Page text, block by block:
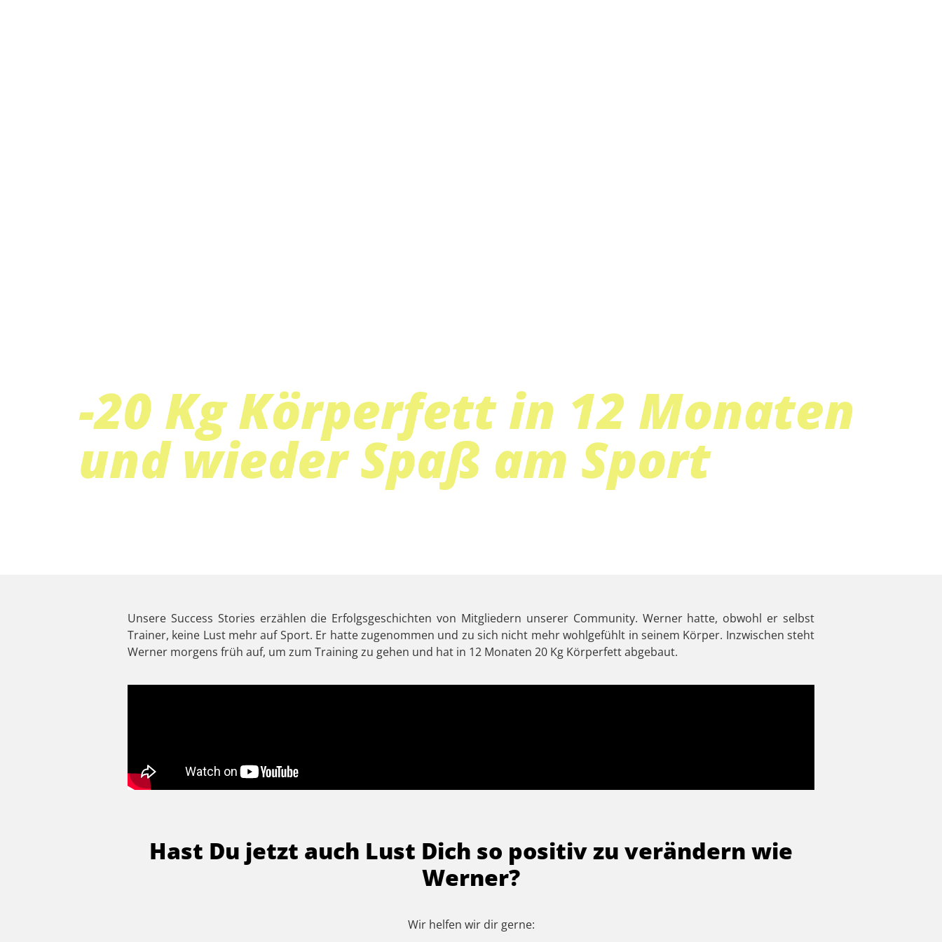
-20 Kg Körperfett in 12 Monaten
und wieder Spaß am Sport
Unsere Success Stories erzählen die Erfolgsgeschichten von Mitgliedern unserer Community. Werner hatte, obwohl er selbst
Trainer, keine Lust mehr auf Sport. Er hatte zugenommen und zu sich nicht mehr wohlgefühlt in seinem Körper. Inzwischen steht
Werner morgens früh auf, um zum Training zu gehen und hat in 12 Monaten 20 Kg Körperfett abgebaut.
Hast Du jetzt auch Lust Dich so positiv zu verändern wie
Werner?
Wir helfen wir dir gerne: